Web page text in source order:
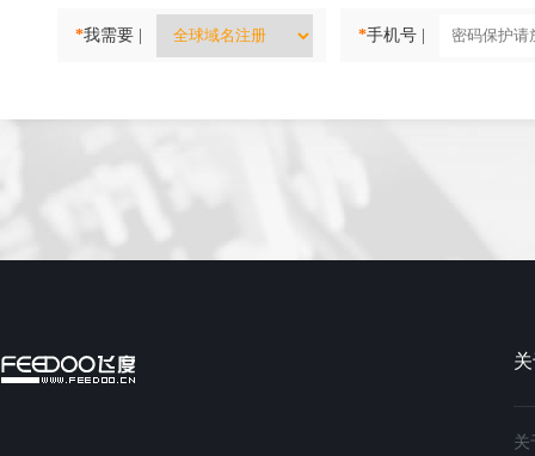
*我需要 | *手机号 |
关